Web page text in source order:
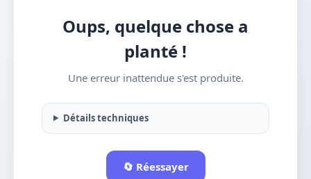
Oups, quelque chose a
planté !
Une erreur inattendue s'est produite.
Détails techniques
🔄 Réessayer